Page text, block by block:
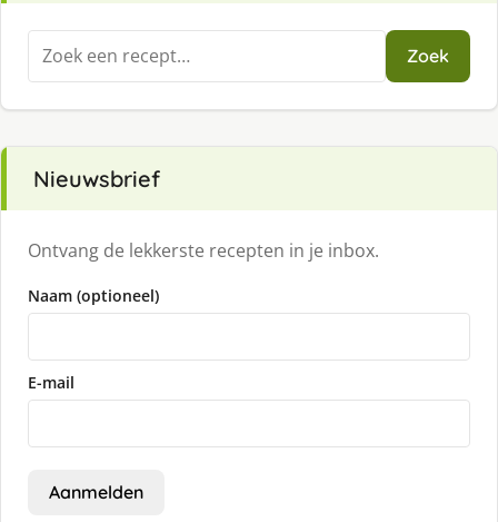
Zoeken
naar:
Zoek
Nieuwsbrief
Ontvang de lekkerste recepten in je inbox.
Naam (optioneel)
E-mail
Aanmelden